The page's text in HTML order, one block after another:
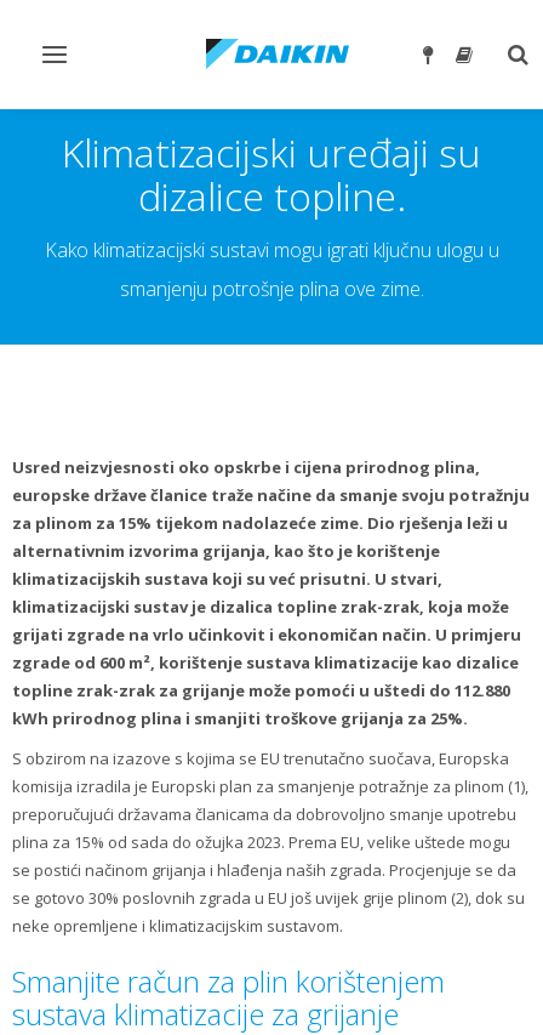
Toggle
Klimatizacijski uređaji su
dizalice topline.
Kako klimatizacijski sustavi mogu igrati ključnu ulogu u
smanjenju potrošnje plina ove zime.
Usred neizvjesnosti oko opskrbe i cijena prirodnog plina,
europske države članice traže načine da smanje svoju potražnju
za plinom za 15% tijekom nadolazeće zime. Dio rješenja leži u
alternativnim izvorima grijanja, kao što je korištenje
klimatizacijskih sustava koji su već prisutni. U stvari,
klimatizacijski sustav je dizalica topline zrak-zrak, koja može
grijati zgrade na vrlo učinkovit i ekonomičan način. U primjeru
zgrade od 600 m², korištenje sustava klimatizacije kao dizalice
topline zrak-zrak za grijanje može pomoći u uštedi do 112.880
kWh prirodnog plina i smanjiti troškove grijanja za 25%.
S obzirom na izazove s kojima se EU trenutačno suočava, Europska
komisija izradila je Europski plan za smanjenje potražnje za plinom (1),
preporučujući državama članicama da dobrovoljno smanje upotrebu
plina za 15% od sada do ožujka 2023. Prema EU, velike uštede mogu
se postići načinom grijanja i hlađenja naših zgrada. Procjenjuje se da
se gotovo 30% poslovnih zgrada u EU još uvijek grije plinom (2), dok su
neke opremljene i klimatizacijskim sustavom.
Smanjite račun za plin korištenjem
sustava klimatizacije za grijanje